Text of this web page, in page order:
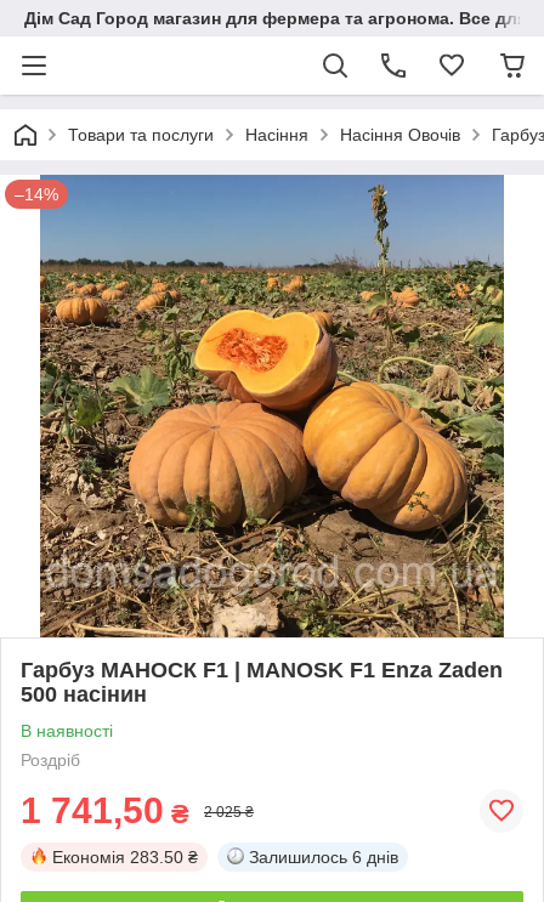
Дім Сад Город магазин для фермера та агронома. Все для
Товари та послуги Насіння Насіння Овочів Гарбуз
–14%
Гарбуз МАНОСК F1 | MANOSK F1 Enza Zaden
500 насінин
В наявності
Роздріб
1 741,50 ₴ 2 025 ₴
Економія 283.50 ₴ Залишилось 6 днів